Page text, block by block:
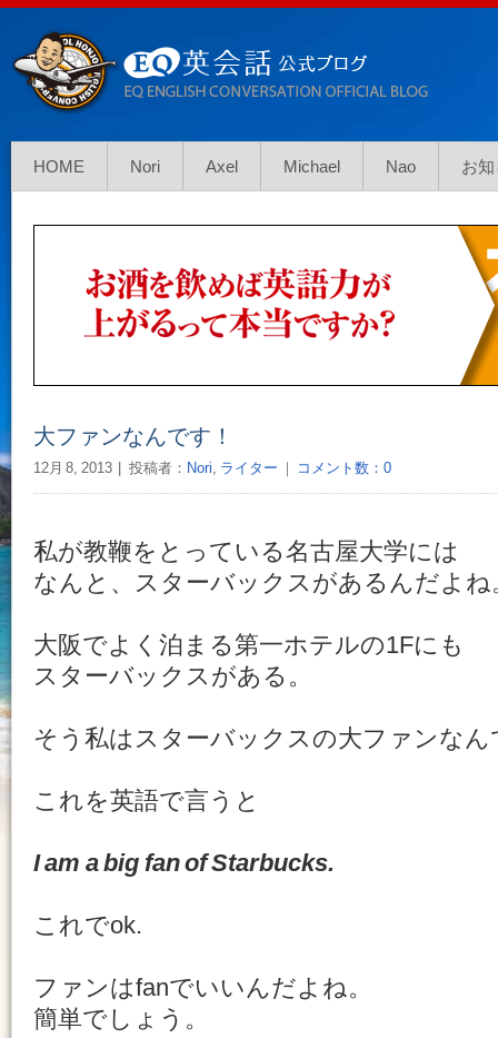
HOME Nori Axel Michael Nao お
大ファンなんです！
12月 8, 2013 投稿者： Nori, ライター ｜ コメント数：0
私が教鞭をとっている名古屋大学には
なんと、スターバックスがあるんだよね
大阪でよく泊まる第一ホテルの1Fにも
スターバックスがある。
そう私はスターバックスの大ファンなん
これを英語で言うと
I am a big fan of Starbucks.
これでok.
ファンはfanでいいんだよね。
簡単でしょう。